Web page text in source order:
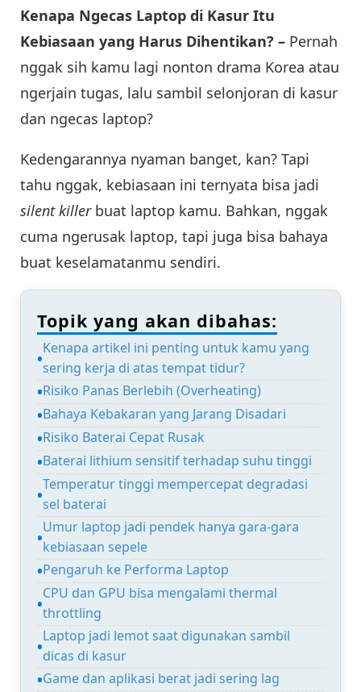
Kenapa Ngecas Laptop di Kasur Itu
Kebiasaan yang Harus Dihentikan? – Pernah
nggak sih kamu lagi nonton drama Korea atau
ngerjain tugas, lalu sambil selonjoran di kasur
dan ngecas laptop?
Kedengarannya nyaman banget, kan? Tapi
tahu nggak, kebiasaan ini ternyata bisa jadi
silent killerbuat laptop kamu. Bahkan, nggak
cuma ngerusak laptop, tapi juga bisa bahaya
buat keselamatanmu sendiri.
Topik yang akan dibahas:
Kenapa artikel ini penting untuk kamu yang
sering kerja di atas tempat tidur?
Risiko Panas Berlebih (Overheating)
Bahaya Kebakaran yang Jarang Disadari
Risiko Baterai Cepat Rusak
Baterai lithium sensitif terhadap suhu tinggi
Temperatur tinggi mempercepat degradasi
sel baterai
Umur laptop jadi pendek hanya gara-gara
kebiasaan sepele
Pengaruh ke Performa Laptop
CPU dan GPU bisa mengalami thermal
throttling
Laptop jadi lemot saat digunakan sambil
dicas di kasur
Game dan aplikasi berat jadi sering lag